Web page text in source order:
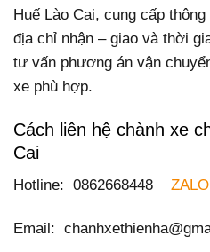
Huế Lào Cai, cung cấp
địa chỉ nhận – giao và thời
tư vấn phương án vận
xe phù hợp.
Cách liên hệ chành xe
Cai
Hotline: 0862668448 ZALO
Email: